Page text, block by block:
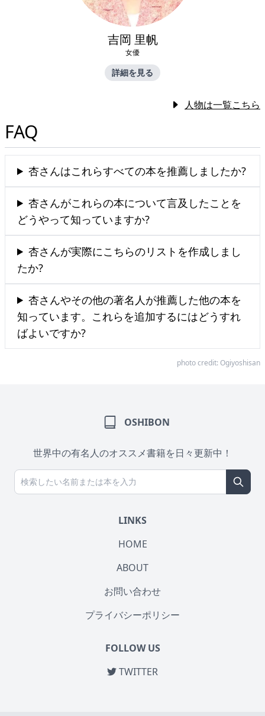
吉岡 里帆
女優
詳細を見る
人物は一覧こちら
FAQ
杏さんはこれらすべての本を推薦しましたか?
杏さんがこれらの本について言及したことを
どうやって知っていますか?
杏さんが実際にこちらのリストを作成しまし
たか?
杏さんやその他の著名人が推薦した他の本を
知っています。これらを追加するにはどうすれ
ばよいですか?
photo credit: Ogiyoshisan
OSHIBON
世界中の有名人のオススメ書籍を日々更新中！
LINKS
HOME
ABOUT
お問い合わせ
プライバシーポリシー
FOLLOW US
TWITTER